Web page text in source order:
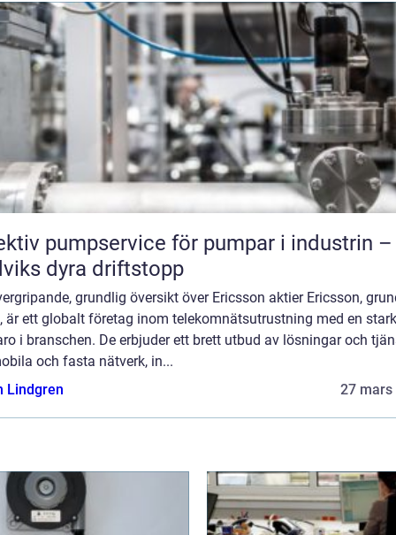
pumpservice för pumpar i industrin
dyra driftstopp
grundlig översikt över Ericsson aktier Ericsson,
är ett globalt företag inom telekomnätsutrustning med en stark
i branschen. De erbjuder ett brett utbud av lösningar och
och fasta nätverk, in...
Lindgren
27 mars